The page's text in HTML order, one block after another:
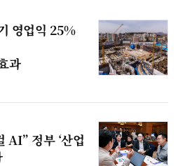
영업익 25%
과
AI” 정부 ‘산업